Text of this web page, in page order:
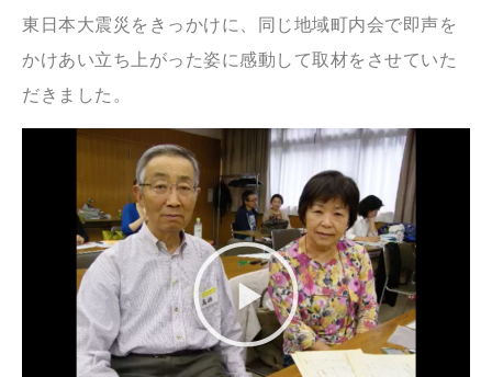
東日本大震災をきっかけに、同じ地域町内会で即声を
かけあい立ち上がった姿に感動して取材をさせていた
だきました。